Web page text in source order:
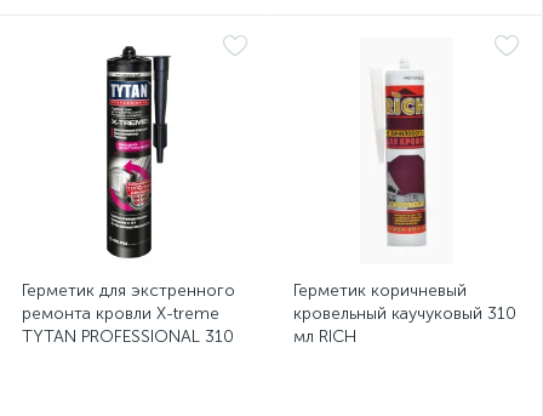
Герметик для экстренного
ремонта кровли X-treme
TYTAN PROFESSIONAL 310
Герметик коричневый
кровельный каучуковый 310
мл RICH